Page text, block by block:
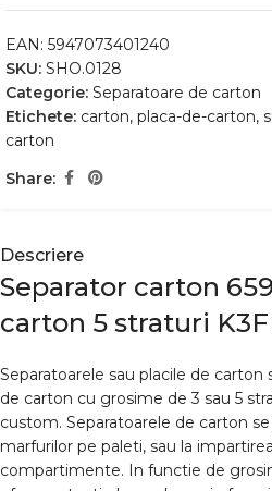
EAN: 5947073401240
SKU: SHO.0128
Categorie: Separatoare de carton
Etichete: carton, placa-de-carton,
carton
Share:
Descriere
Separator carton
carton 5 straturi
Separatoarele sau placile de
de carton cu grosime de 3 sau 5
custom. Separatoarele de carton
marfurilor pe paleti, sau la
compartimente. In functie de